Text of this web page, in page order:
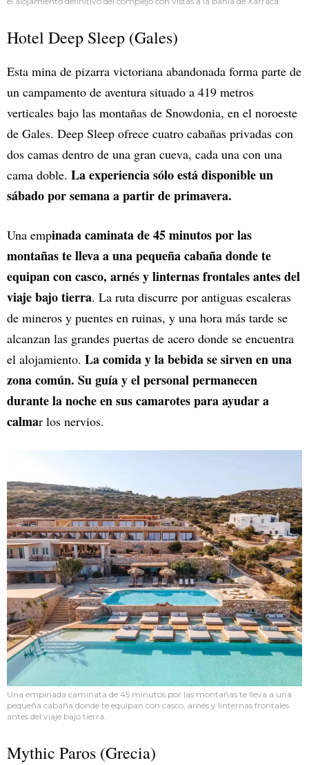
Hotel Deep Sleep (Gales)
Esta mina de pizarra victoriana abandonada forma parte de
un campamento de aventura situado a 419 metros
verticales bajo las montañas de Snowdonia, en el noroeste
de Gales. Deep Sleep ofrece cuatro cabañas privadas con
dos camas dentro de una gran cueva, cada una con una
cama doble. La experiencia sólo está disponible un
sábado por semana a partir de primavera.
Una empinada caminata de 45 minutos por las
montañas te lleva a una pequeña cabaña donde te
equipan con casco, arnés y linternas frontales antes del
viaje bajo tierra. La ruta discurre por antiguas escaleras
de mineros y puentes en ruinas, y una hora más tarde se
alcanzan las grandes puertas de acero donde se encuentra
el alojamiento. La comida y la bebida se sirven en una
zona común. Su guía y el personal permanecen
durante la noche en sus camarotes para ayudar a
calmar los nervios.
Una empinada caminata de 45 minutos por las montañas te lleva a una
pequeña cabaña donde te equipan con casco, arnés y linternas frontales
antes del viaje bajo tierra.
Mythic Paros (Grecia)